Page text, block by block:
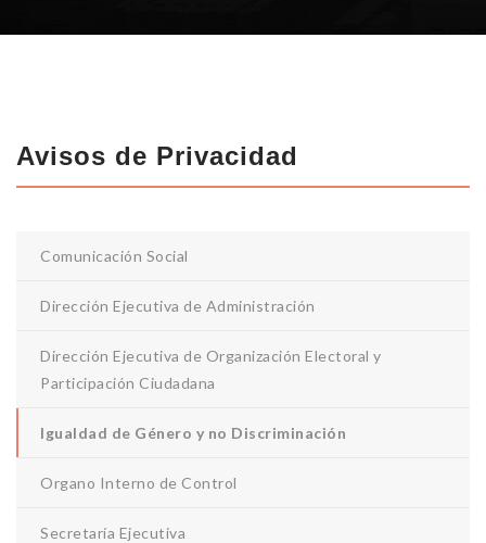
Avisos de Privacidad
Comunicación Social
Dirección Ejecutiva de Administración
Dirección Ejecutiva de Organización Electoral y
Participación Ciudadana
Igualdad de Género y no Discriminación
Organo Interno de Control
Secretaría Ejecutiva